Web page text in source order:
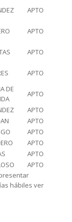
APTO
APTO
APTO
APTO
DE
APTO
APTO
APTO
APTO
APTO
APTO
APTO
hábiles ver